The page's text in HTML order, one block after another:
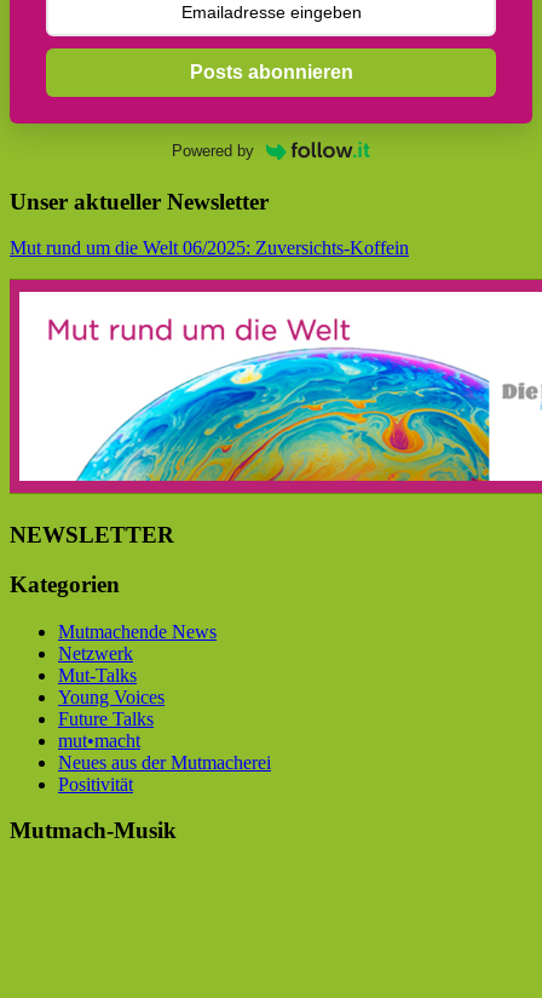
Posts abonnieren
Powered by
Unser aktueller Newsletter
Mut rund um die Welt 06/2025: Zuversichts-Koffein
NEWSLETTER
Kategorien
Mutmachende News
Netzwerk
Mut-Talks
Young Voices
Future Talks
mut•macht
Neues aus der Mutmacherei
Positivität
Mutmach-Musik